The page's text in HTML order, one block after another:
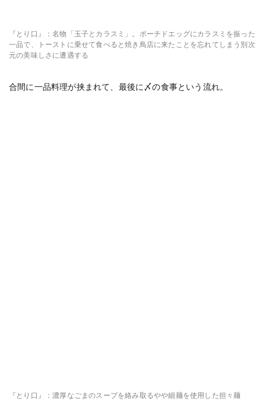
『とり口』：名物「玉子とカラスミ」。ポーチドエッグにカラスミを振った
一品で、トーストに乗せて食べると焼き鳥店に来たことを忘れてしまう別次
元の美味しさに遭遇する
合間に一品料理が挟まれて、最後に〆の食事という流れ。
『とり口』：濃厚なごまのスープを絡み取るやや細麺を使用した担々麺